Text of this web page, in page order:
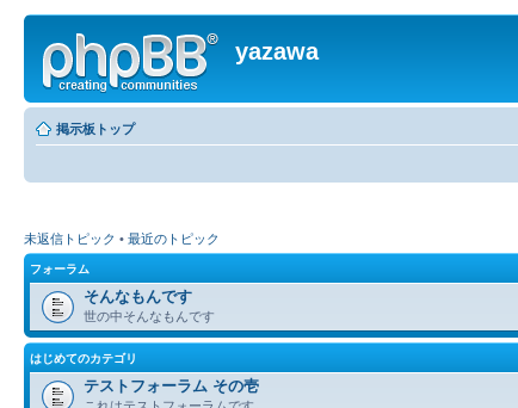
yazawa
掲示板トップ
未返信トピック • 最近のトピック
フォーラム
そんなもんです
世の中そんなもんです
はじめてのカテゴリ
テストフォーラム その壱
これはテストフォーラムです。